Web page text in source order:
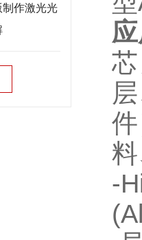
作激光光